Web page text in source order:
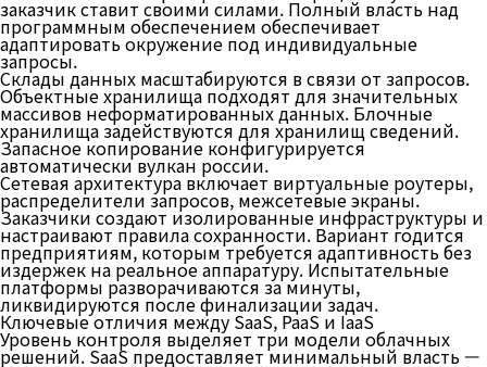
заказчик ставит своими силами. Полный власть над
программным обеспечением обеспечивает
адаптировать окружение под индивидуальные
запросы.
Склады данных масштабируются в связи от запросов.
Объектные хранилища подходят для значительных
массивов неформатированных данных. Блочные
хранилища задействуются для хранилищ сведений.
Запасное копирование конфигурируется
автоматически вулкан россии.
Сетевая архитектура включает виртуальные роутеры,
распределители запросов, межсетевые экраны.
Заказчики создают изолированные инфраструктуры и
настраивают правила сохранности. Вариант годится
предприятиям, которым требуется адаптивность без
издержек на реальное аппаратуру. Испытательные
платформы разворачиваются за минуты,
ликвидируются после финализации задач.
Ключевые отличия между SaaS, PaaS и IaaS
Уровень контроля выделяет три модели облачных
решений. SaaS предоставляет минимальный власть —